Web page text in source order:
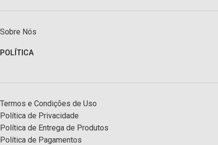
Sobre Nós
POLÍTICA
Termos e Condições de Uso
Política de Privacidade
Política de Entrega de Produtos
Política de Pagamentos